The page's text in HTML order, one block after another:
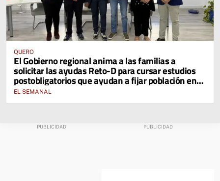
QUERO
El Gobierno regional anima a las familias a
solicitar las ayudas Reto-D para cursar estudios
postobligatorios que ayudan a fijar población en
zonas rurales
EL SEMANAL